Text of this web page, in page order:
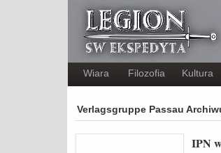
Wiara Filozofia Kultura
Verlagsgruppe Passau
IPN